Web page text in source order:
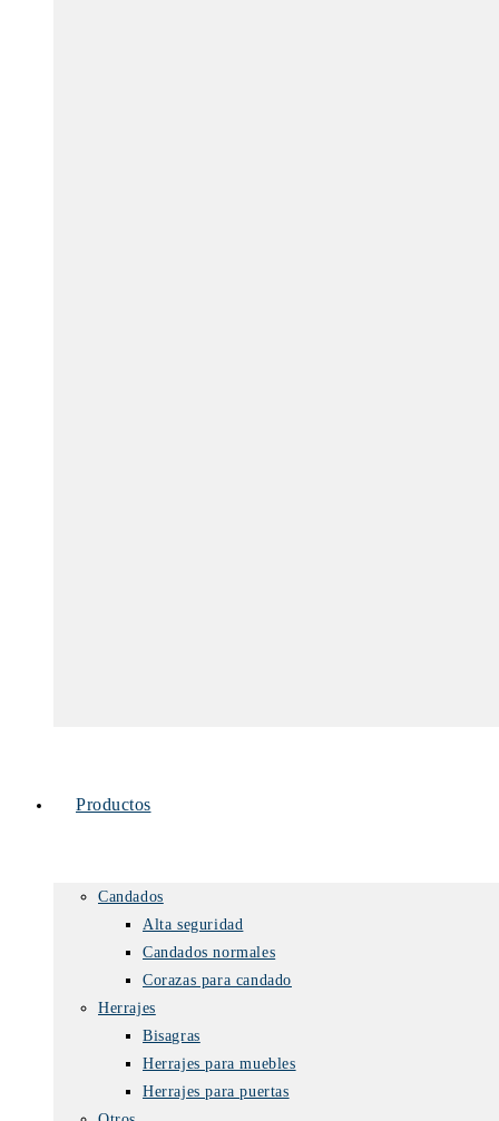
Productos
Candados
Alta seguridad
Candados normales
Corazas para candado
Herrajes
Bisagras
Herrajes para muebles
Herrajes para puertas